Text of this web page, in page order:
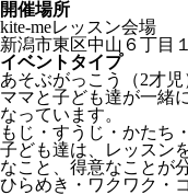
開催場所
kite-meレッスン会場
新潟市東区中山６丁目
イベントタイプ
あそぶがっこう（2才児
ママと子ども達が一緒
なっています。
もじ・すうじ・かたち
子ども達は、レッスン
なこと、得意なことが
ひらめき・ワクワク・